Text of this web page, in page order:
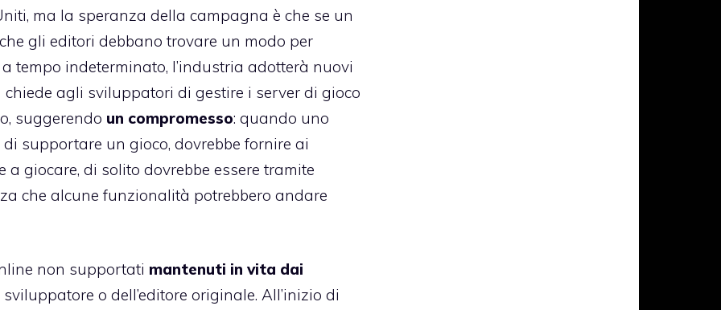
ma la speranza della campagna è che se un
gli editori debbano trovare un modo per
tempo indeterminato, l’industria adotterà nuovi
agli sviluppatori di gestire i server di gioco
suggerendo un compromesso: quando uno
supportare un gioco, dovrebbe fornire ai
giocare, di solito dovrebbe essere tramite
che alcune funzionalità potrebbero andare
non supportati mantenuti in vita dai
o dell’editore originale. All’inizio di